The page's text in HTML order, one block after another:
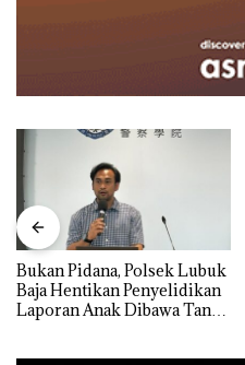
Bukan Pidana, Polsek Lubuk
Baja Hentikan Penyelidikan
Laporan Anak Dibawa Tanpa